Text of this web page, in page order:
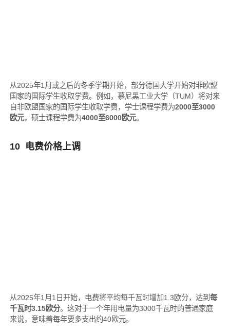
从2025年1月或之后的冬季学期开始，部分德国大学开始对非欧盟
国家的国际学生收取学费。例如，慕尼黑工业大学（TUM）将对来
自非欧盟国家的国际学生收取学费，学士课程学费为2000至3000
欧元，硕士课程学费为4000至6000欧元。
10 电费价格上调
从2025年1月1日开始，电费将平均每千瓦时增加1.3欧分，达到每
千瓦时3.15欧分。这对于一个年用电量为3000千瓦时的普通家庭
来说，意味着每年要多支出约40欧元。